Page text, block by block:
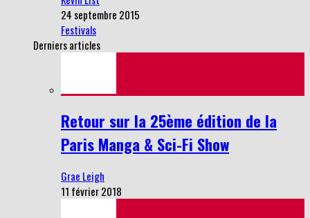
24 septembre 2015
Festivals
Derniers articles
Retour sur la 25ème édition de la
Paris Manga & Sci-Fi Show
Grae Leigh
11 février 2018